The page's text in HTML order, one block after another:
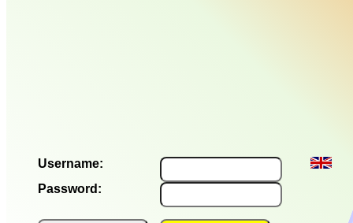
Username:
Password: